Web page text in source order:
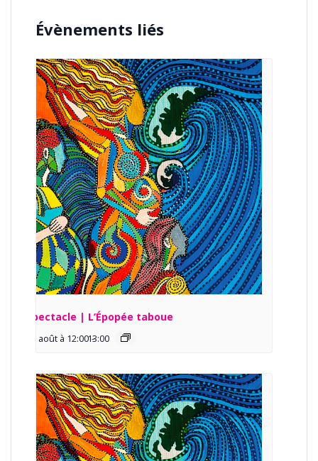
Évènements liés
Spectacle | L’Épopée taboue
13 août à 12:00 -
13:00